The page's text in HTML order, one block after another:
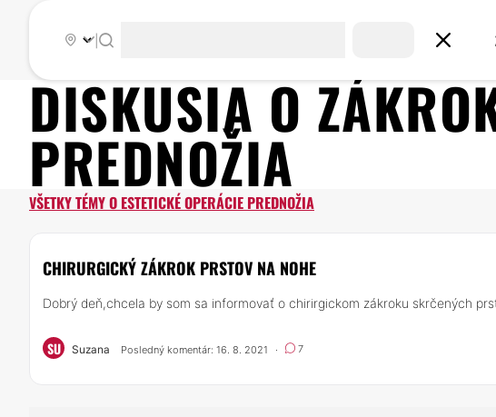
|
DISKUSIA O
PREDNOŽIA
VŠETKY TÉMY O ESTETICKÉ OPERÁCIE PREDNOŽIA
CHIRURGICKÝ ZÁKROK PRSTOV NA NOHE
Dobrý deň,chcela by som sa informovať o chirirgickom zákroku skrčených
SU Suzana Posledný komentár: 16. 8. 2021 · 7